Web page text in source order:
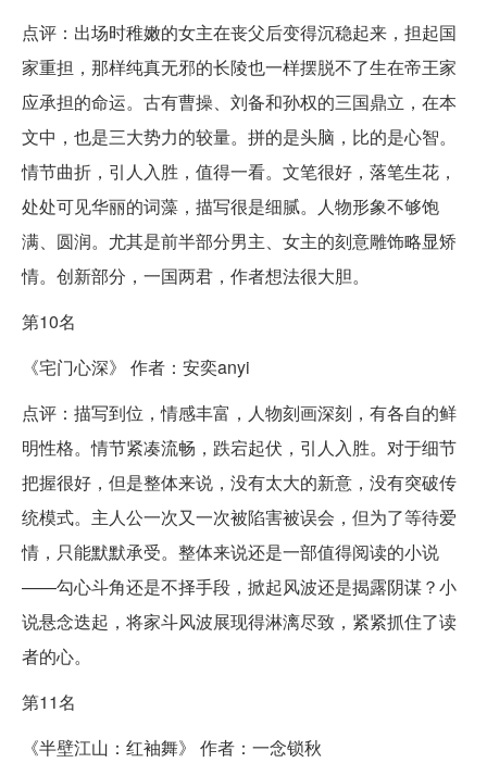
点评：出场时稚嫩的女主在丧父后变得沉稳起来，担起国
家重担，那样纯真无邪的长陵也一样摆脱不了生在帝王家
应承担的命运。古有曹操、刘备和孙权的三国鼎立，在本
文中，也是三大势力的较量。拼的是头脑，比的是心智。
情节曲折，引人入胜，值得一看。文笔很好，落笔生花，
处处可见华丽的词藻，描写很是细腻。人物形象不够饱
满、圆润。尤其是前半部分男主、女主的刻意雕饰略显矫
情。创新部分，一国两君，作者想法很大胆。
第10名
《宅门心深》 作者：安奕anyi
点评：描写到位，情感丰富，人物刻画深刻，有各自的鲜
明性格。情节紧凑流畅，跌宕起伏，引人入胜。对于细节
把握很好，但是整体来说，没有太大的新意，没有突破传
统模式。主人公一次又一次被陷害被误会，但为了等待爱
情，只能默默承受。整体来说还是一部值得阅读的小说
——勾心斗角还是不择手段，掀起风波还是揭露阴谋？小
说悬念迭起，将家斗风波展现得淋漓尽致，紧紧抓住了读
者的心。
第11名
《半壁江山：红袖舞》 作者：一念锁秋